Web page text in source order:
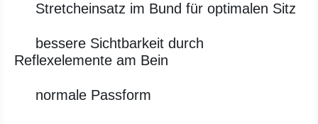
Stretcheinsatz im Bund für optimalen Sitz
bessere Sichtbarkeit durch
Reflexelemente am Bein
normale Passform